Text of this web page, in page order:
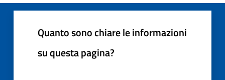
Quanto sono chiare le informazioni
su questa pagina?